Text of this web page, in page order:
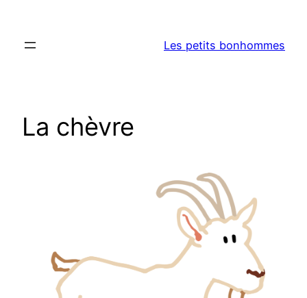
contenu
Les petits bonhommes
La chèvre